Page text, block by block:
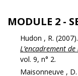
MODULE 2 -
Hudon , R. (2007).
L’encadrement
vol. 9, n° 2.
Maisonneuve ,